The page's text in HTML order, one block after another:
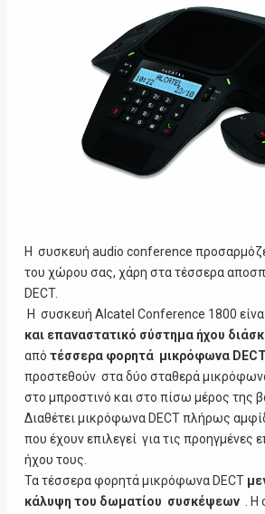
Η συσκευή audio conference
του χώρου σας, χάρη στα τέσσερα
DECT.
Η συσκευή Alcatel Conference 1800
και επαναστατικό σύστημα ήχου
από τέσσερα φορητά μικρόφωνα DECT
προστεθούν στα δύο σταθερά
στο μπροστινό και στο πίσω μέρος της
Διαθέτει μικρόφωνα DECT πλήρως
που έχουν επιλεγεί για τις προηγμένες
ήχου τους.
Τα τέσσερα φορητά μικρόφωνα DECT
κάλυψη του δωματίου συσκέψεων . Η